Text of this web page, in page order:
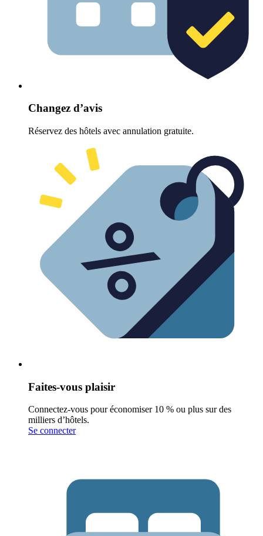
Changez d’avis
Réservez des hôtels avec annulation gratuite.
Faites-vous plaisir
Connectez-vous pour économiser 10 % ou plus sur des
milliers d’hôtels.
Se connecter